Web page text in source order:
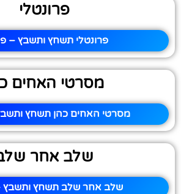
פרונטלי
פרונטלי תשחץ ותשבץ –
מסרטי האחים
מסרטי האחים כהן תשחץ
שלב אחר
שלב אחר שלב תשחץ ותשבץ